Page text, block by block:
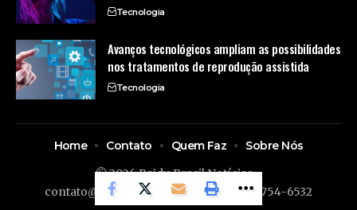
Tecnologia
Avanços tecnológicos ampliam as possibilidades
nos tratamentos de reprodução assistida
Tecnologia
© 2026 Baidu Brasil Notícias -
contato@baidubrasil.com.br - tel.(11)91754-6532
Home Contato Quem Faz Sobre Nós